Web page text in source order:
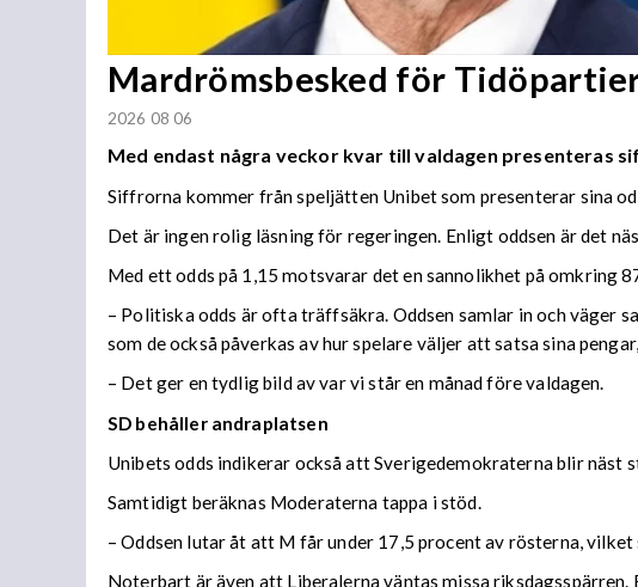
Mardrömsbesked för
2026 08 06
Med endast några veckor kvar till valdagen presenteras
Siffrorna kommer från speljätten Unibet som presenterar sina
Det är ingen rolig läsning för regeringen. Enligt oddsen är det
Med ett odds på 1,15 motsvarar det en sannolikhet på omkring
– Politiska odds är ofta träffsäkra. Oddsen samlar in och
som de också påverkas av hur spelare väljer att satsa sina
– Det ger en tydlig bild av var vi står en månad före valdagen.
SD behåller andraplatsen
Unibets odds indikerar också att Sverigedemokraterna blir
Samtidigt beräknas Moderaterna tappa i stöd.
– Oddsen lutar åt att M får under 17,5 procent av rösterna,
Noterbart är även att Liberalerna väntas missa